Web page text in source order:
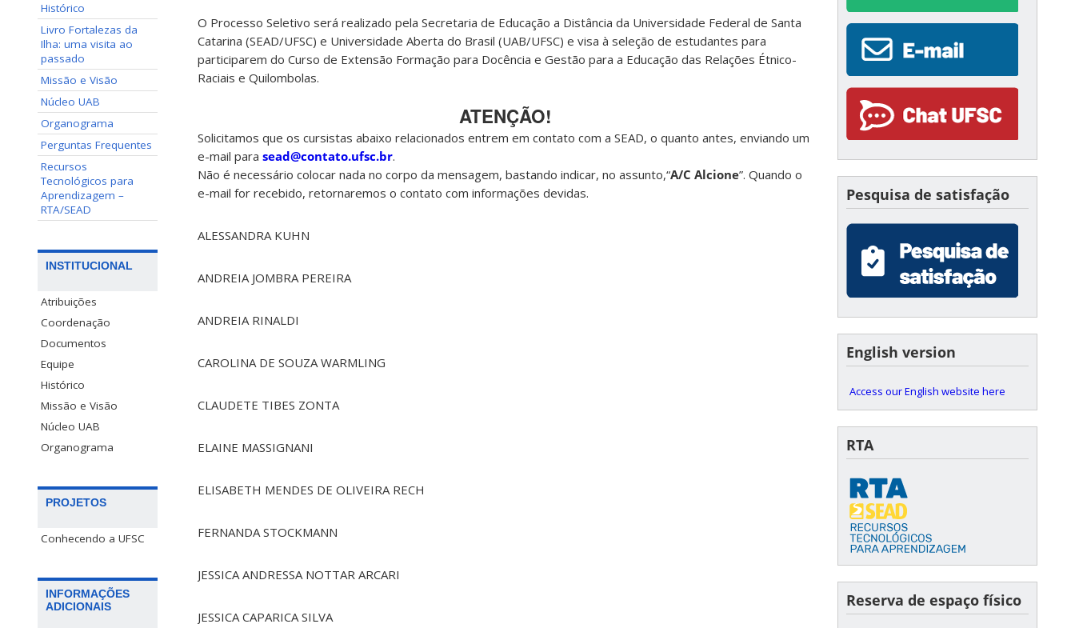
Histórico
Livro Fortalezas da
Ilha: uma visita ao
passado
Missão e Visão
Núcleo UAB
Organograma
Perguntas Frequentes
Recursos
Tecnológicos para
Aprendizagem –
RTA/SEAD
INSTITUCIONAL
Atribuições
Coordenação
Documentos
Equipe
Histórico
Missão e Visão
Núcleo UAB
Organograma
PROJETOS
Conhecendo a UFSC
INFORMAÇÕES
ADICIONAIS
O Processo Seletivo será realizado pela Secretaria de Educação a Distância da Universidade Federal de Santa
Catarina (SEAD/UFSC) e Universidade Aberta do Brasil (UAB/UFSC) e visa à seleção de estudantes para
participarem do Curso de Extensão Formação para Docência e Gestão para a Educação das Relações Étnico-
Raciais e Quilombolas.
ATENÇÃO!
Solicitamos que os cursistas abaixo relacionados entrem em contato com a SEAD, o quanto antes, enviando um
e-mail para sead@contato.ufsc.br.
Não é necessário colocar nada no corpo da mensagem, bastando indicar, no assunto,“A/C Alcione”. Quando o
e-mail for recebido, retornaremos o contato com informações devidas.
ALESSANDRA KUHN
ANDREIA JOMBRA PEREIRA
ANDREIA RINALDI
CAROLINA DE SOUZA WARMLING
CLAUDETE TIBES ZONTA
ELAINE MASSIGNANI
ELISABETH MENDES DE OLIVEIRA RECH
FERNANDA STOCKMANN
JESSICA ANDRESSA NOTTAR ARCARI
JESSICA CAPARICA SILVA
Pesquisa de satisfação
English version
Access our English website here
RTA
Reserva de espaço físico